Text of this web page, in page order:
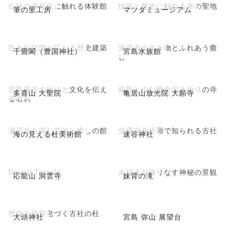
筆の里工房
伝統の筆文化に触れる体験館 マツダミュージアム
技術と歴史に触れる車の聖地
千畳閣（豊国神社）
壮大な空間が広がる歴史建築 宮島水族館
瀬戸内の生き物とふれあう癒
し
多喜山 大聖院
宮島最古の祈りと文化を伝え
る名刹
亀居山放光院 大願寺
厳島と歩む歴史深き祈りの寺
海の見える杜美術館
瀬戸内を望む芸術と癒しの館 速谷神社
交通安全祈願で知られる古社
応龍山 洞雲寺
Dounji Temple 妹背の滝
夫婦滝が織りなす神秘の景観
大頭神社
歴史と信仰息づく古社の杜 宮島 弥山 展望台